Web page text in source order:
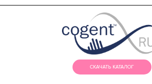
СКАЧАТЬ КАТАЛОГ